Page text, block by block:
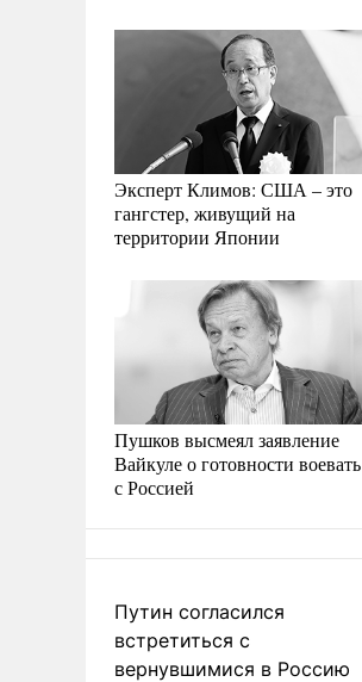
Эксперт Климов: США – это
гангстер, живущий на
территории Японии
Пушков высмеял заявление
Вайкуле о готовности воевать
с Россией
Путин согласился
встретиться с
вернувшимися в Россию